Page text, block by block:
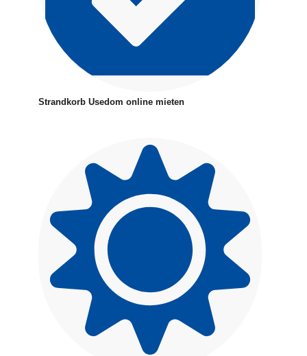
Strandkorb Usedom online mieten